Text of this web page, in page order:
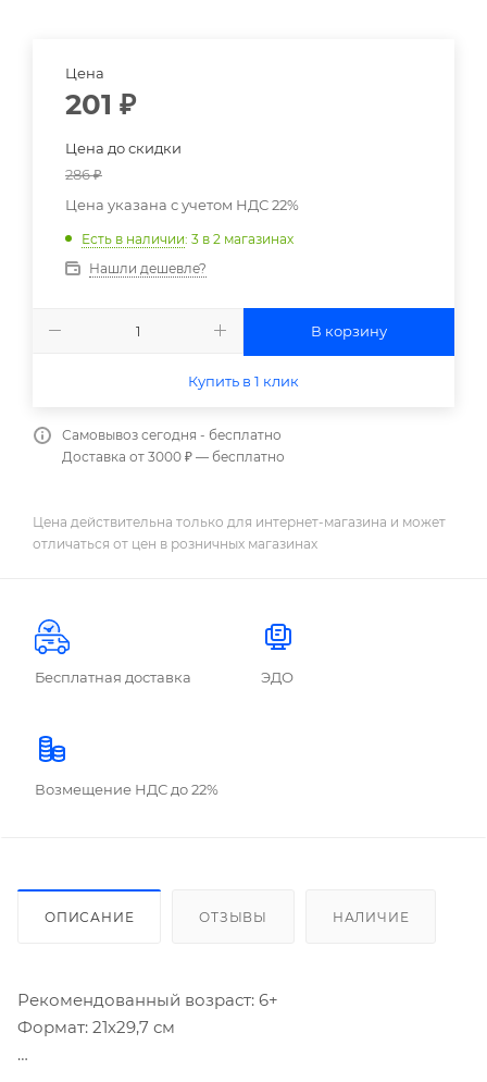
Цена
201 ₽
Цена до скидки
286₽
Цена указана с учетом НДС 22%
Есть в наличии: 3 в 2 магазинах
Нашли дешевле?
В корзину
Купить в 1 клик
Самовывоз сегодня - бесплатно
Доставка от 3000 ₽ — бесплатно
Цена действительна только для интернет-магазина и может
отличаться от цен в розничных магазинах
Бесплатная доставка ЭДО
Возмещение НДС до 22%
ОПИСАНИЕ ОТЗЫВЫ НАЛИЧИЕ
Рекомендованный возраст: 6+
Формат: 21х29,7 см